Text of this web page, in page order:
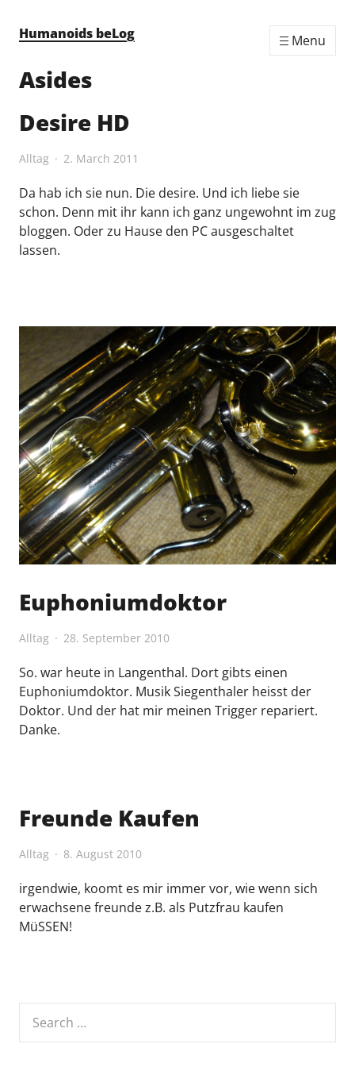
Humanoids beLog
Menu
Asides
Desire HD
Alltag 2. March 2011
Da hab ich sie nun. Die desire. Und ich liebe sie
schon. Denn mit ihr kann ich ganz ungewohnt im zug
bloggen. Oder zu Hause den PC ausgeschaltet
lassen.
Euphoniumdoktor
Alltag 28. September 2010
So. war heute in Langenthal. Dort gibts einen
Euphoniumdoktor. Musik Siegenthaler heisst der
Doktor. Und der hat mir meinen Trigger repariert.
Danke.
Freunde Kaufen
Alltag 8. August 2010
irgendwie, koomt es mir immer vor, wie wenn sich
erwachsene freunde z.B. als Putzfrau kaufen
MüSSEN!
for: